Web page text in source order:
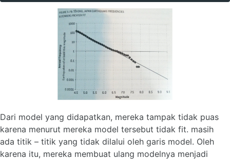
Dari model yang didapatkan, mereka tampak tidak puas
karena menurut mereka model tersebut tidak fit. masih
ada titik – titik yang tidak dilalui oleh garis model. Oleh
karena itu, mereka membuat ulang modelnya menjadi